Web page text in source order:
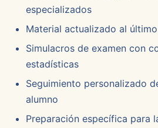
especializados
Material actualizado al
Simulacros de examen con
estadísticas
Seguimiento personalizado
alumno
Preparación específica para